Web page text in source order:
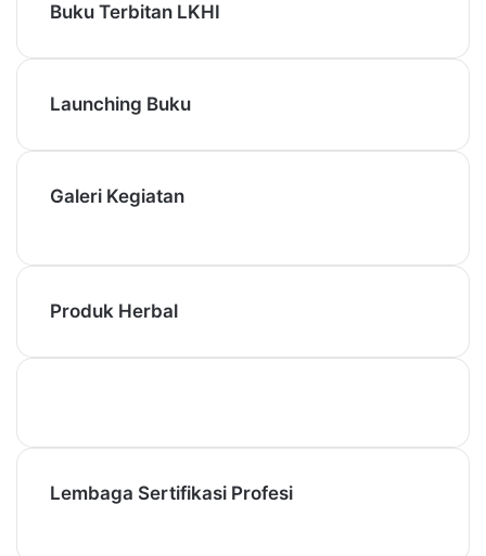
Buku Terbitan LKHI
Launching Buku
Galeri Kegiatan
Produk Herbal
Lembaga Sertifikasi Profesi